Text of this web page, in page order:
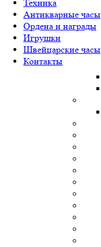
Техника
Антикварные часы
Ордена и награды
Игрушки
Швейцарские часы
Контакты